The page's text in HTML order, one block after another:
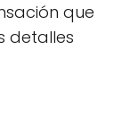
que
detalles